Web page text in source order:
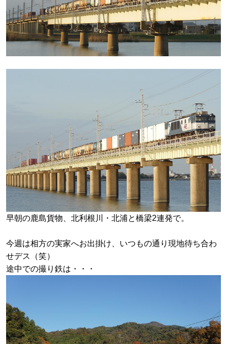
早朝の鹿島貨物、北利根川・北浦と橋梁2連発で。
今週は相方の実家へお出掛け、いつもの通り現地待ち合わ
せデス（笑）
途中での撮り鉄は・・・